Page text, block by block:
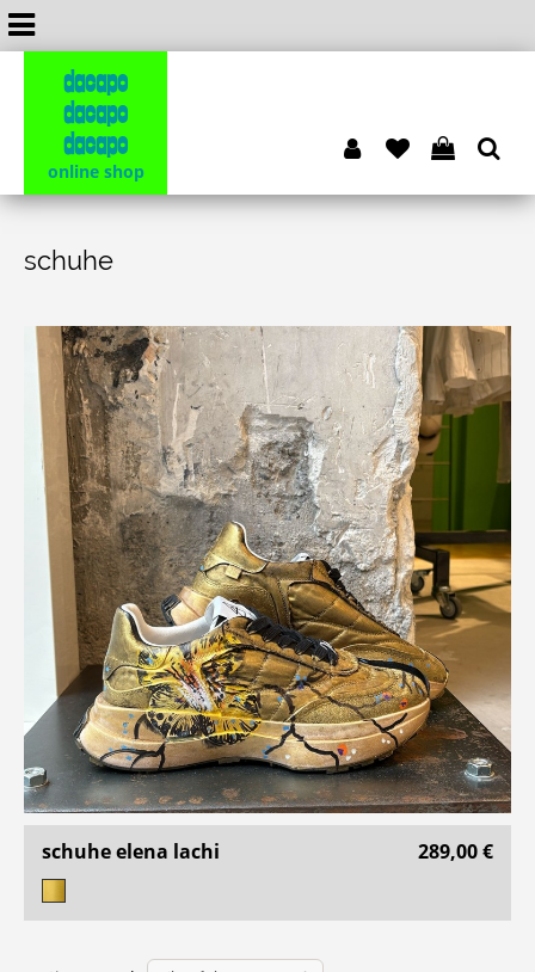
dacapo
dacapo
dacapo
online shop
schuhe
schuhe elena lachi 289,00 €